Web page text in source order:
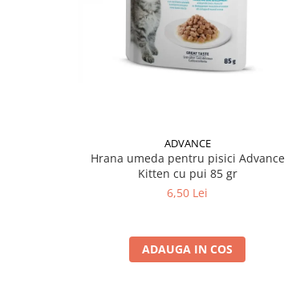
ADVANCE
Hrana umeda pentru pisici Advance
Kitten cu pui 85 gr
6,50 Lei
ADAUGA IN COS